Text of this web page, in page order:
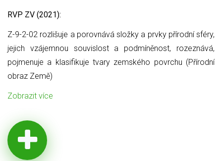
RVP ZV (2021):
Z-9-2-02 rozlišuje a porovnává složky a prvky přírodní sféry,
jejich vzájemnou souvislost a podmíněnost, rozeznává,
pojmenuje a klasifikuje tvary zemského povrchu (Přírodní
obraz Země)
Zobrazit více